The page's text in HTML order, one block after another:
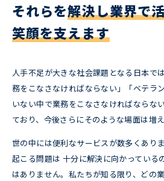
それらを解決し業界で
笑顔を支えます
人手不足が大きな社会課題となる日本で
務をこなさなければならない」「ベテラ
いない中で業務をこなさなければならな
ており、今後さらにそのような場面は増
世の中には便利なサービスが数多くあり
起こる問題は 十分に解決に向かっている
はありません。私たちが知る限り、どの